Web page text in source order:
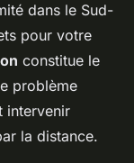
dans le Sud-
pour votre
constitue le
problème
intervenir
la distance.